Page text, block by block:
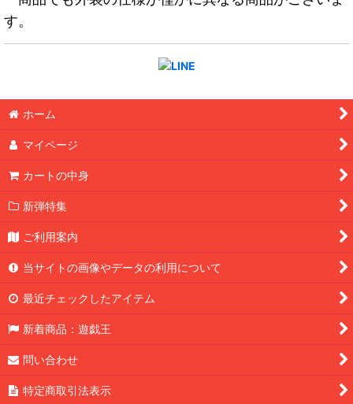
す。
ホーム
マイページ
カートの中身
新弾特集
ご利用案内
当サイトの画像やデータの利用について
最近チェックしたアイテム
新着商品：遊戯王
問い合わせ
特定商取引法表示